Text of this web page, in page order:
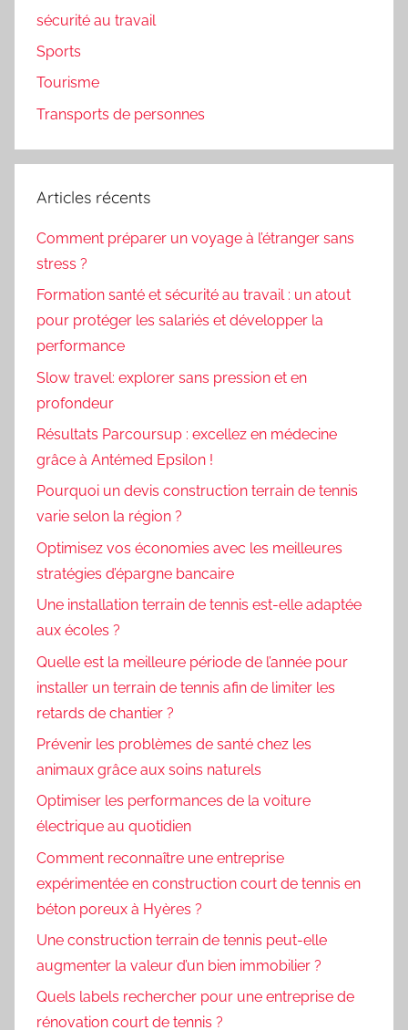
sécurité au travail
Sports
Tourisme
Transports de personnes
Articles récents
Comment préparer un voyage à l’étranger sans
stress ?
Formation santé et sécurité au travail : un atout
pour protéger les salariés et développer la
performance
Slow travel: explorer sans pression et en
profondeur
Résultats Parcoursup : excellez en médecine
grâce à Antémed Epsilon !
Pourquoi un devis construction terrain de tennis
varie selon la région ?
Optimisez vos économies avec les meilleures
stratégies d’épargne bancaire
Une installation terrain de tennis est-elle adaptée
aux écoles ?
Quelle est la meilleure période de l’année pour
installer un terrain de tennis afin de limiter les
retards de chantier ?
Prévenir les problèmes de santé chez les
animaux grâce aux soins naturels
Optimiser les performances de la voiture
électrique au quotidien
Comment reconnaître une entreprise
expérimentée en construction court de tennis en
béton poreux à Hyères ?
Une construction terrain de tennis peut-elle
augmenter la valeur d’un bien immobilier ?
Quels labels rechercher pour une entreprise de
rénovation court de tennis ?